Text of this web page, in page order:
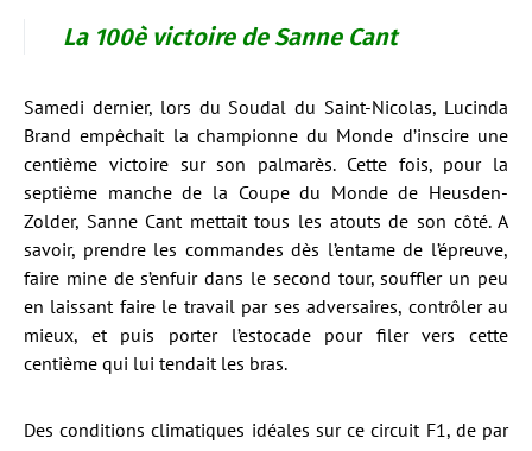
La 100è victoire de Sanne Cant
Samedi dernier, lors du Soudal du Saint-Nicolas, Lucinda
Brand empêchait la championne du Monde d’inscire une
centième victoire sur son palmarès. Cette fois, pour la
septième manche de la Coupe du Monde de Heusden-
Zolder, Sanne Cant mettait tous les atouts de son côté. A
savoir, prendre les commandes dès l’entame de l’épreuve,
faire mine de s’enfuir dans le second tour, souffler un peu
en laissant faire le travail par ses adversaires, contrôler au
mieux, et puis porter l’estocade pour filer vers cette
centième qui lui tendait les bras.
Des conditions climatiques idéales sur ce circuit F1, de par